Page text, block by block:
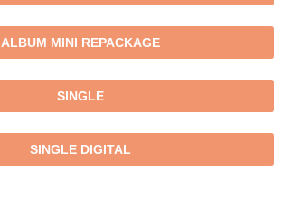
ALBUM MINI REPACKAGE
SINGLE
SINGLE DIGITAL